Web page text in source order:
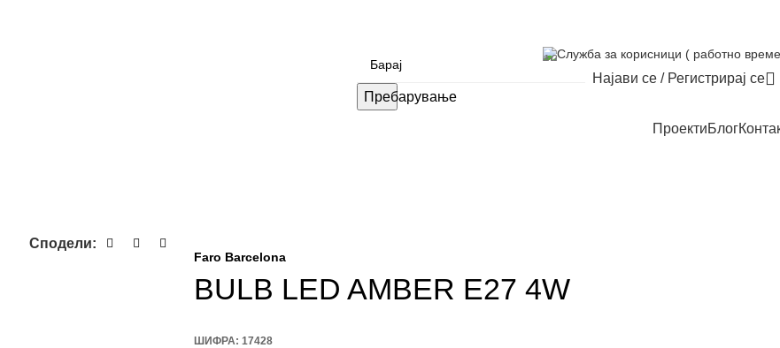
Служба за корисници ( работно
Пребарување
Најави се / Регистрирај се
ПроектиБлог
Сподели:
Faro Barcelona
BULB LED AMBER E27 4W
ШИФРА: 17428